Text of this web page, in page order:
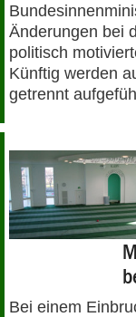
Änderungen bei
politisch
Künftig werden
getrennt
Bei einem